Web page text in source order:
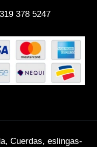
378 5247
Cuerdas, eslingas-